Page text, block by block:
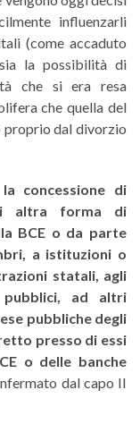
influenzarli
(come accaduto
la possibilità di
che si era resa
che quella del
proprio dal divorzio
concessione di
altra forma di
BCE o da parte
a istituzioni o
statali, agli
ad altri
pubbliche degli
presso di essi
o delle banche
dal capo II